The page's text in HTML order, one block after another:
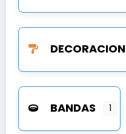
DECORACION
BANDAS 1